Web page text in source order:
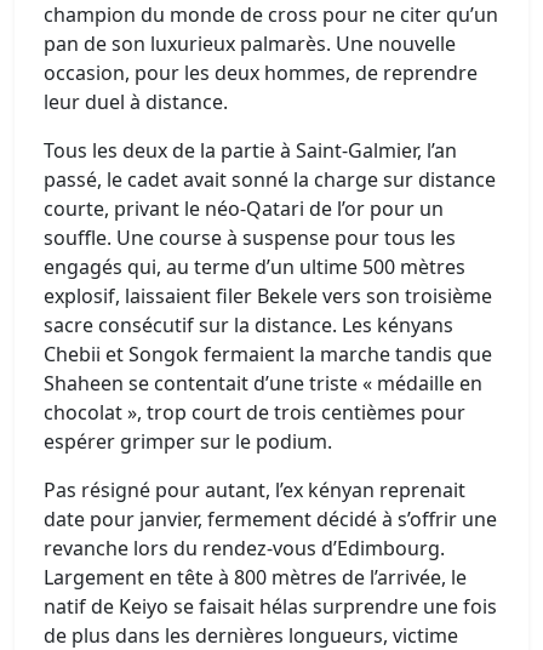
champion du monde de cross pour ne citer qu’un
pan de son luxurieux palmarès. Une nouvelle
occasion, pour les deux hommes, de reprendre
leur duel à distance.
Tous les deux de la partie à Saint-Galmier, l’an
passé, le cadet avait sonné la charge sur distance
courte, privant le néo-Qatari de l’or pour un
souffle. Une course à suspense pour tous les
engagés qui, au terme d’un ultime 500 mètres
explosif, laissaient filer Bekele vers son troisième
sacre consécutif sur la distance. Les kényans
Chebii et Songok fermaient la marche tandis que
Shaheen se contentait d’une triste « médaille en
chocolat », trop court de trois centièmes pour
espérer grimper sur le podium.
Pas résigné pour autant, l’ex kényan reprenait
date pour janvier, fermement décidé à s’offrir une
revanche lors du rendez-vous d’Edimbourg.
Largement en tête à 800 mètres de l’arrivée, le
natif de Keiyo se faisait hélas surprendre une fois
de plus dans les dernières longueurs, victime